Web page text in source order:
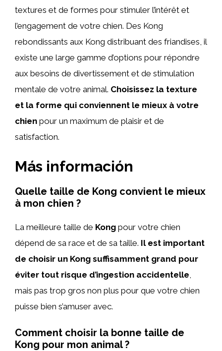
textures et de formes pour stimuler l’intérêt et
l’engagement de votre chien. Des Kong
rebondissants aux Kong distribuant des friandises, il
existe une large gamme d’options pour répondre
aux besoins de divertissement et de stimulation
mentale de votre animal. Choisissez la texture
et la forme qui conviennent le mieux à votre
chien pour un maximum de plaisir et de
satisfaction.
Más información
Quelle taille de Kong convient le mieux
à mon chien ?
La meilleure taille de Kong pour votre chien
dépend de sa race et de sa taille. Il est important
de choisir un Kong suffisamment grand pour
éviter tout risque d’ingestion accidentelle
mais pas trop gros non plus pour que votre chien
puisse bien s’amuser avec.
Comment choisir la bonne taille de
Kong pour mon animal ?